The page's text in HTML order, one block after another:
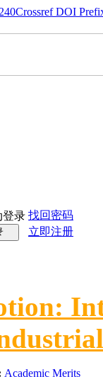
Crossref DOI
登录 找回密码
立即注册
Academic Merits